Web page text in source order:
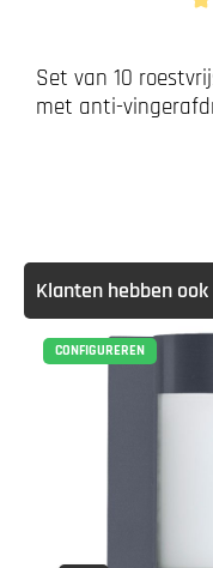
Set van 10
met anti-
Klanten hebben
CONFIGUREREN